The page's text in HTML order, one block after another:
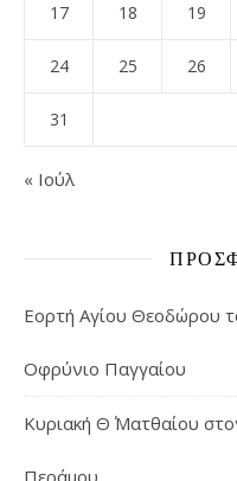
17 18 19
24 25 26
31
« Ιούλ
Εορτή Αγίου Θεοδώρου
Οφρύνιο Παγγαίου
Κυριακή Θ΄ Ματθαίου
Περάμου